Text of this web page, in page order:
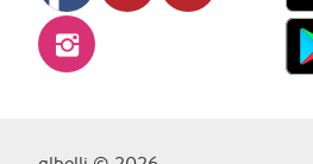
instagram